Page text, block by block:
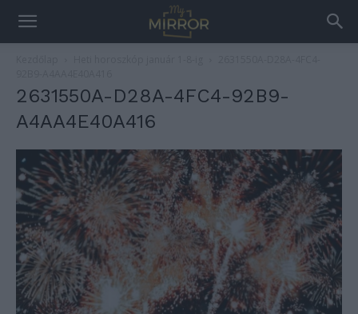
2631550A-D28A-4FC4-92B9-
A4AA4E40A416